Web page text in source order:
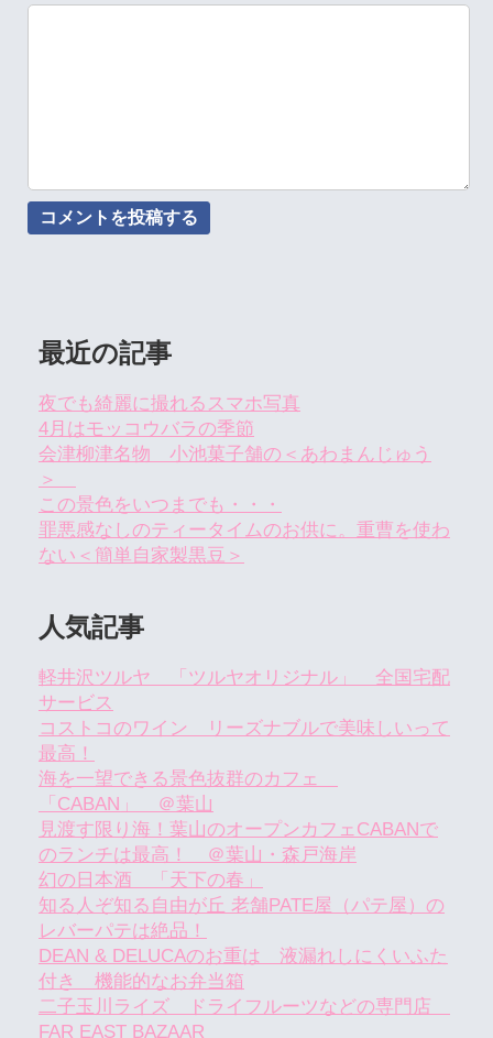
最近の記事
夜でも綺麗に撮れるスマホ写真
4月はモッコウバラの季節
会津柳津名物 小池菓子舗の＜あわまんじゅう
＞
この景色をいつまでも・・・
罪悪感なしのティータイムのお供に。重曹を使わ
ない＜簡単自家製黒豆＞
人気記事
軽井沢ツルヤ 「ツルヤオリジナル」 全国宅配
サービス
コストコのワイン リーズナブルで美味しいって
最高！
海を一望できる景色抜群のカフェ
「CABAN」 ＠葉山
見渡す限り海！葉山のオープンカフェCABANで
のランチは最高！ ＠葉山・森戸海岸
幻の日本酒 「天下の春」
知る人ぞ知る自由が丘 老舗PATE屋（パテ屋）の
レバーパテは絶品！
DEAN & DELUCAのお重は 液漏れしにくいふた
付き 機能的なお弁当箱
二子玉川ライズ ドライフルーツなどの専門店
FAR EAST BAZAAR